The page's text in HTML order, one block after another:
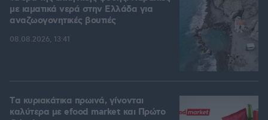
με ιαματικά νερά στην Ελλάδα για
αναζωογονητικές βουτιές
08.08.2026, 13:41
Tα κυριακάτικα πρωινά, γίνονται
καλύτερα με efood market και Πρώτο